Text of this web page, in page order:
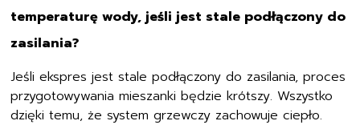
temperaturę wody, jeśli jest stale podłączony do
zasilania?
Jeśli ekspres jest stale podłączony do zasilania, proces
przygotowywania mieszanki będzie krótszy. Wszystko
dzięki temu, że system grzewczy zachowuje ciepło.